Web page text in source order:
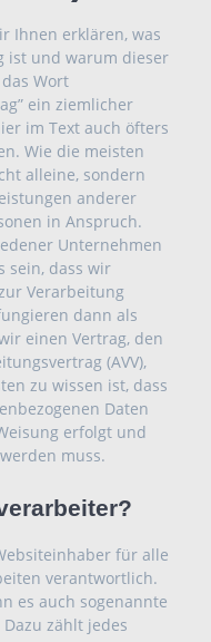
Ihnen erklären, was
ist und warum dieser
Wort
ein ziemlicher
im Text auch öfters
Wie die meisten
alleine, sondern
anderer
in Anspruch.
Unternehmen
sein, dass wir
Verarbeitung
dann als
einen Vertrag, den
(AVV),
zu wissen ist, dass
Daten
erfolgt und
muss.
für alle
verantwortlich.
es auch sogenannte
zählt jedes